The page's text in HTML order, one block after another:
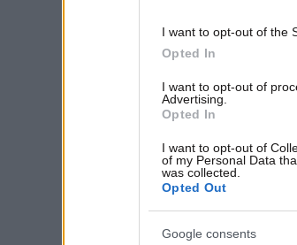
I want to opt-out of the
Opted In
I want to opt-out of
Advertising.
Opted In
I want to opt-out of
of my Personal Data
was collected.
Opted Out
Google consents